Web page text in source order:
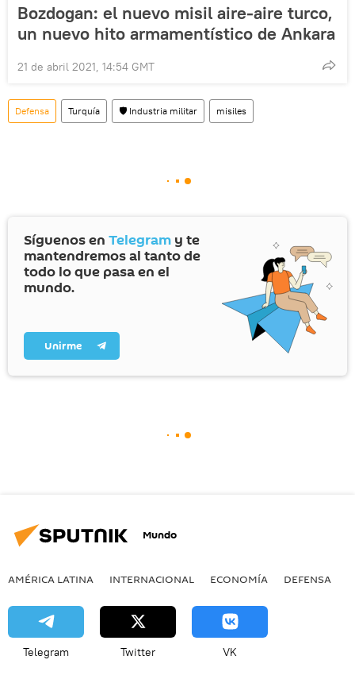
Bozdogan: el nuevo misil aire-aire turco,
un nuevo hito armamentístico de Ankara
21 de abril 2021, 14:54 GMT
Defensa Turquía 🛡️ Industria militar misiles
Síguenos en Telegram y te
mantendremos al tanto de
todo lo que pasa en el
mundo.
Unirme
Mundo
AMÉRICA LATINA INTERNACIONAL ECONOMÍA DEFENSA
Telegram Twitter VK